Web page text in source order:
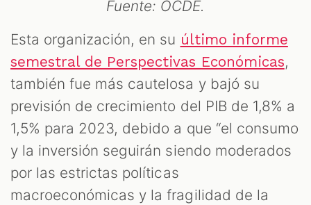
Fuente: OCDE.
Esta organización, en su último informe
semestral de Perspectivas Económicas,
también fue más cautelosa y bajó su
previsión de crecimiento del PIB de 1,8% a
1,5% para 2023, debido a que “el consumo
y la inversión seguirán siendo moderados
por las estrictas políticas
macroeconómicas y la fragilidad de la